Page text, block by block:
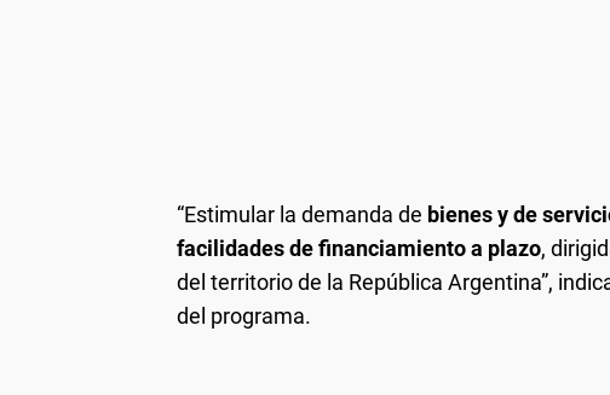
“Estimular la demanda de bienes y de
facilidades de financiamiento a plazo,
del territorio de la República Argentina”,
del programa.